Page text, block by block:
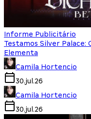
Informe Publicitário
Testamos Silver Palace:
Elementa
Camila Hortencio
30.jul.26
Camila Hortencio
30.jul.26